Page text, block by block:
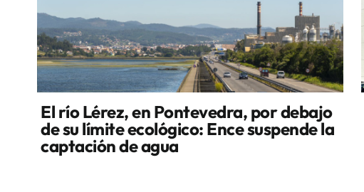
El río Lérez, en Pontevedra, por debajo
de su límite ecológico: Ence suspende la
captación de agua